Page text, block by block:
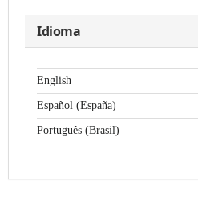
Idioma
English
Español (España)
Português (Brasil)